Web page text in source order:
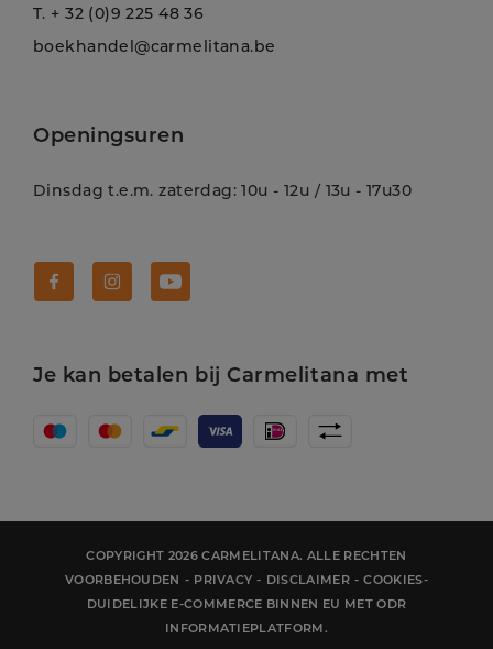
T. + 32 (0)9 225 48 36
boekhandel@carmelitana.be
Openingsuren
Dinsdag t.e.m. zaterdag: 10u - 12u / 13u - 17u30
Je kan betalen bij Carmelitana met
COPYRIGHT 2026 CARMELITANA. ALLE RECHTEN
VOORBEHOUDEN - PRIVACY - DISCLAIMER - COOKIES-
DUIDELIJKE E-COMMERCE BINNEN EU MET ODR
INFORMATIEPLATFORM.